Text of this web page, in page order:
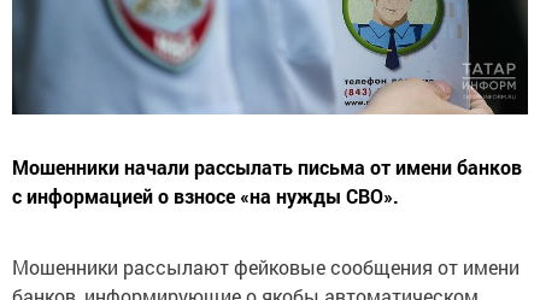
Мошенники начали рассылать письма от имени банков
с информацией о взносе «на нужды СВО».
Мошенники рассылают фейковые сообщения от имени